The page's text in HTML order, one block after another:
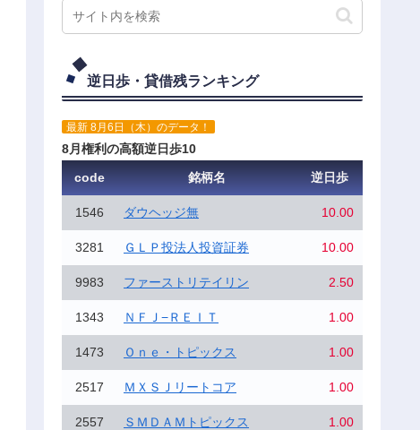
逆日歩・貸借残ランキング
最新 8月6日（木）のデータ！
8月権利の高額逆日歩10
code
銘柄名 逆日歩
1546 ダウヘッジ無 10.00
3281 ＧＬＰ投法人投資証券 10.00
9983 ファーストリテイリン 2.50
1343 ＮＦＪ−ＲＥＩＴ 1.00
1473 Ｏｎｅ・トピックス 1.00
2517 ＭＸＳＪリートコア 1.00
2557 ＳＭＤＡＭトピックス 1.00